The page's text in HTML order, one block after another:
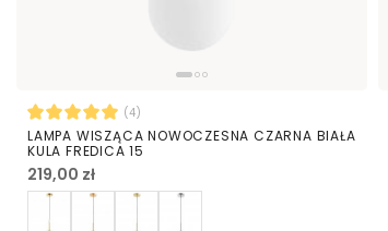
(4)
LAMPA WISZĄCA NOWOCZESNA CZARNA BIAŁA
KULA FREDICA 15
219,00 zł